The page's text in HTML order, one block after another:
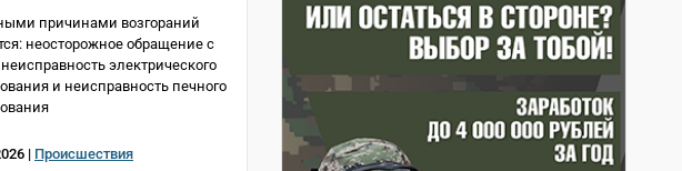
причинами возгораний
неосторожное обращение с
электрического
и неисправность печного
| Происшествия